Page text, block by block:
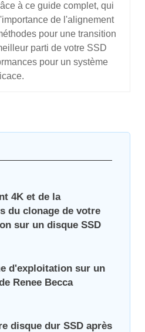
à ce guide complet, qui
de l'alignement
pour une transition
parti de votre SSD
pour un système
4K et de la
du clonage de votre
sur un disque SSD
d'exploitation sur un
Renee Becca
disque dur SSD après